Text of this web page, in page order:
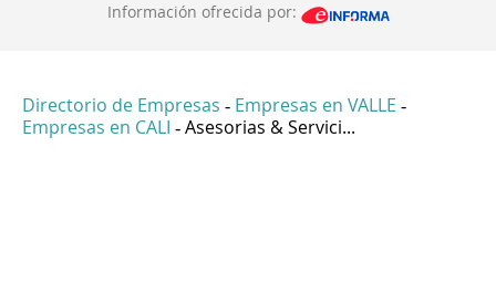
Información ofrecida por:
Directorio de Empresas - Empresas en VALLE -
Empresas en CALI - Asesorias & Servici...